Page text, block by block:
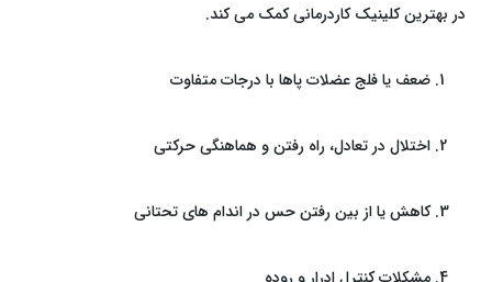
در بهترین کلینیک کاردرمانی کمک می ‌کند.
ضعف یا فلج عضلات پاها با درجات متفاوت
اختلال در تعادل، راه رفتن و هماهنگی حرکتی
کاهش یا از بین رفتن حس در اندام‌ های تحتانی